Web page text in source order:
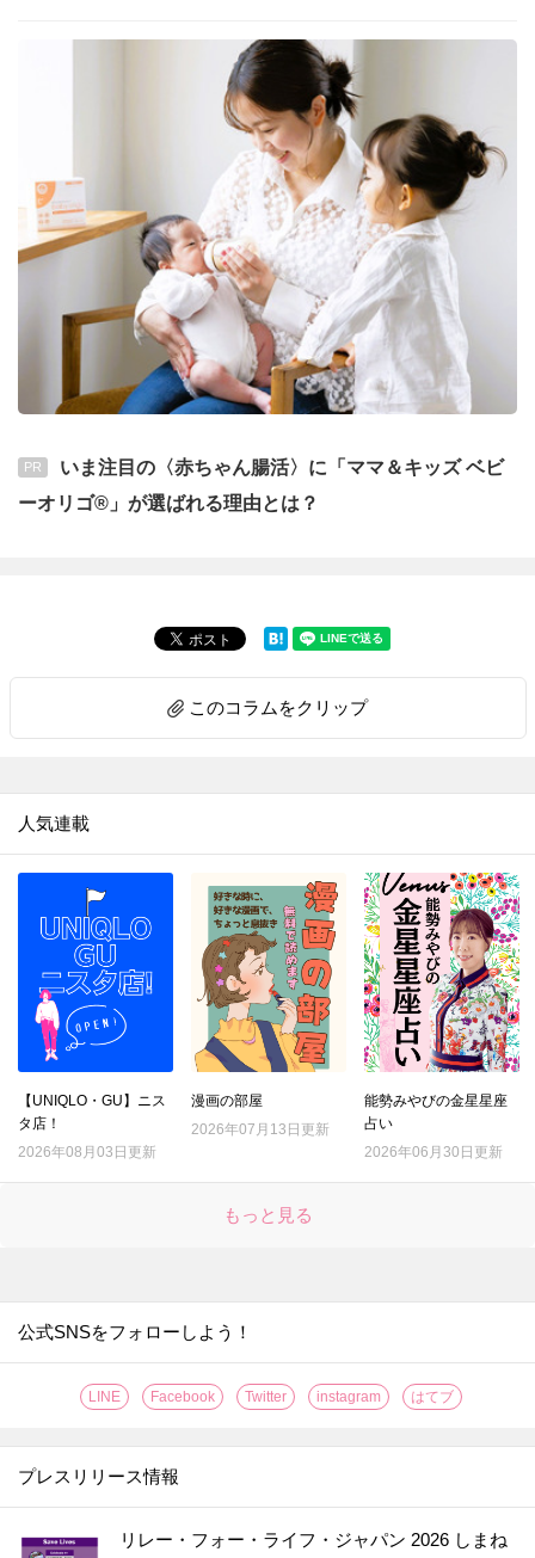
PR
いま注目の〈赤ちゃん腸活〉に「ママ＆キッズ ベビ
ーオリゴ®」が選ばれる理由とは？
このコラムをクリップ
人気連載
【UNIQLO・GU】ニス
タ店！
2026年08月03日更新
漫画の部屋
2026年07月13日更新
能勢みやびの金星星座
占い
2026年06月30日更新
もっと見る
公式SNSをフォローしよう！
LINE Facebook Twitter instagram はてブ
プレスリリース情報
リレー・フォー・ライフ・ジャパン 2026 しまね